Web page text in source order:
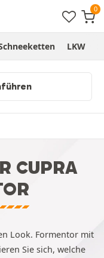
LKW
CUPRA
Look. Formentor mit
Sie sich, welche